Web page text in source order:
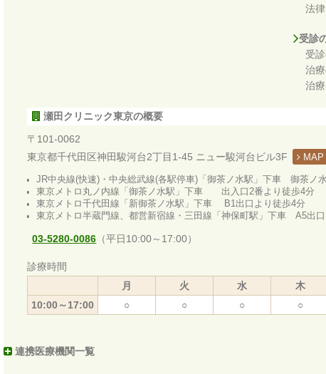
法
受診
受
治
治
瀬田クリニック東京の概要
〒101-0062
東京都千代田区神田駿河台2丁目1-45 ニュー駿河台ビル3F
MAP
JR中央線(快速)・中央総武線(各駅停車)「御茶ノ水駅」下車 御茶ノ
東京メトロ丸ノ内線「御茶ノ水駅」下車 出入口2番より徒歩4分
東京メトロ千代田線「新御茶ノ水駅」下車 B1出口より徒歩4分
東京メトロ半蔵門線、都営新宿線・三田線「神保町駅」下車 A5出
03-5280-0086 （平日10:00～17:00）
診療時間
月
火 水 木
10:00～17:00
○ ○ ○ ○
連携医療機関一覧